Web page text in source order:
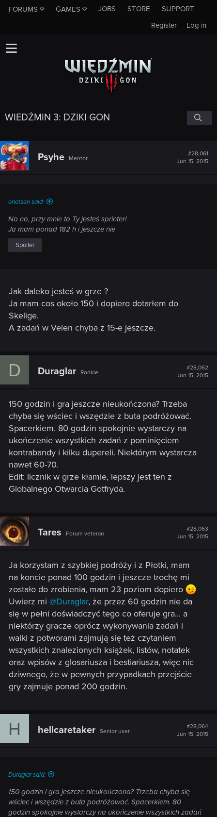
FORUMS GAMES JOBS STORE
SUPPORT
Log in
Register
WIEDŹMIN 3: DZIKI GON
Psyhe Mentor
#28,061
Jun 15, 2015
enotsen said:
No no, przy mnie to Ty jesteś sprinter!
Ja mam ponad 182 h i jeszcze nie
Spoiler
Jak daleko jesteś w grze ?
Ja mam cos około 150 i dopiero dotarłem do
Skelige.
A zadań w Velen chyba z 15-e jeszcze.
D Duraglar Rookie
#28,062
Jun 15, 2015
150 godzin i gra jeszcze nieukończona? Trzeba
chyba się wściec i wszędzie z buta podróżować.
Spacerkiem. 80 godzin spokojnie wystarczy na
ukończenie wszystkich zadań z pominięciem
kontrabandy i kilku dupereli. Niektórym wystarcza
nawet 60-70.
Edit: licznik w grze kłamie, lepszy jest ten z
Globalnego Otwarcia Gotfryda.
Tares Forum veteran
#28,063
Jun 15, 2015
Ja korzystam z szybkiej podróży i z Płotki, mam
na koncie ponad 100 godzin i jeszcze trochę mi
zostało do zrobienia, mam 23 poziom dopiero
Uwierz mi @Duraglar, że przez 60 godzin nie da
się w pełni doświadczyć tego co oferuje gra... a
niektórzy gracze oprócz wykonywania zadań i
walki z potworami zajmują się też czytaniem
wszystkich znalezionych książek, listów, notatek
oraz wpisów z glosariusza i bestiariusza, więc nic
dziwnego, że w pewnych przypadkach przejście
gry zajmuje ponad 200 godzin.
H hellcaretaker Senior user
#28,064
Jun 15, 2015
Duraglar said:
150 godzin i gra jeszcze nieukończona? Trzeba chyba się
wściec i wszędzie z buta podróżować. Spacerkiem. 80
godzin spokojnie wystarczy na ukończenie wszystkich zadań